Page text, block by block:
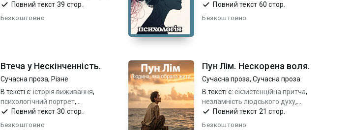
тепло долоні серед холоду
Повний текст 39 стор.
Безкоштовно
емоційне здоров'я
Повний текст 60 стор.
Безкоштовно
Втеча у Нескінченність.
Сучасна проза, Різне
В тексті є: історія виживання,
психологічний портрет,
соціально-політична притча
Повний текст 30 стор.
Безкоштовно
Пун Лім. Нескорена воля.
Сучасна проза,Сучасна проза
В тексті є:екзистенційна притча,
незламність людського духу,
психологічна драма Повний текст 21 стор.
Безкоштовно